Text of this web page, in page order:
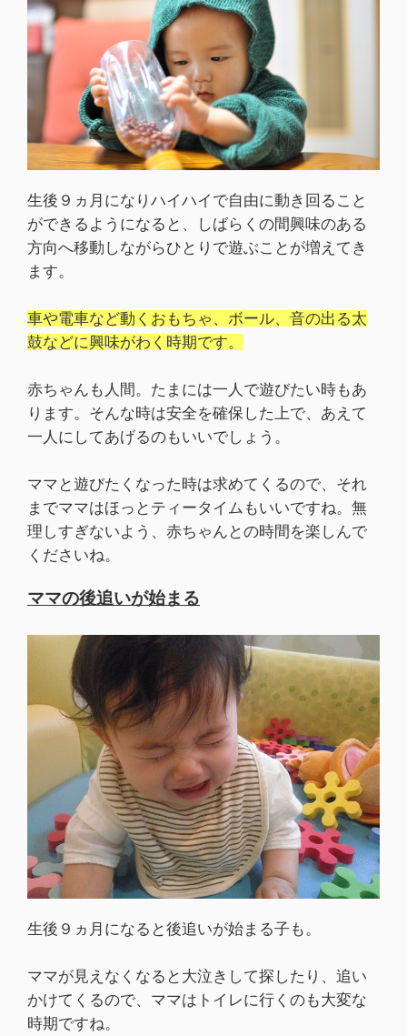
生後９ヵ月になりハイハイで自由に動き回ること
ができるようになると、しばらくの間興味のある
方向へ移動しながらひとりで遊ぶことが増えてき
ます。
車や電車など動くおもちゃ、ボール、音の出る太
鼓などに興味がわく時期です。
赤ちゃんも人間。たまには一人で遊びたい時もあ
ります。そんな時は安全を確保した上で、あえて
一人にしてあげるのもいいでしょう。
ママと遊びたくなった時は求めてくるので、それ
までママはほっとティータイムもいいですね。無
理しすぎないよう、赤ちゃんとの時間を楽しんで
くださいね。
ママの後追いが始まる
生後９ヵ月になると後追いが始まる子も。
ママが見えなくなると大泣きして探したり、追い
かけてくるので、ママはトイレに行くのも大変な
時期ですね。